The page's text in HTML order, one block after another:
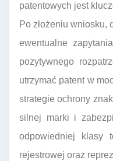
patentowych jest
Po złożeniu
ewentualne
pozytywnego
utrzymać patent w
strategie ochrony
silnej marki i
odpowiedniej klasy
rejestrowej oraz